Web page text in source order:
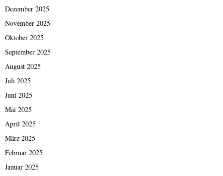
Dezember 2025
November 2025
Oktober 2025
September 2025
August 2025
Juli 2025
Juni 2025
Mai 2025
April 2025
März 2025
Februar 2025
Januar 2025